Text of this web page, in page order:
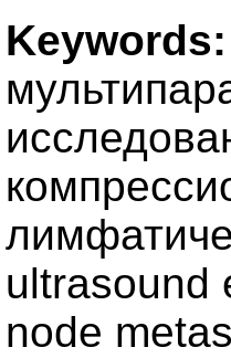
Keywords:
ultrasound
node